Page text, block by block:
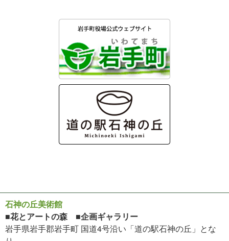
石神の丘美術館
■花とアートの森 ■企画ギャラリー
岩手県岩手郡岩手町 国道4号沿い「道の駅石神の丘」とな